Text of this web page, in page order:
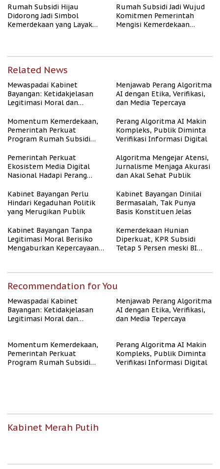
Rumah Subsidi Hijau
Didorong Jadi Simbol
Kemerdekaan yang Layak
Rumah Subsidi Jadi Wujud
Komitmen Pemerintah
Mengisi Kemerdekaan
Related News
Mewaspadai Kabinet
Bayangan: Ketidakjelasan
Legitimasi Moral dan
Menjawab Perang Algoritma
AI dengan Etika, Verifikasi,
dan Media Tepercaya
Momentum Kemerdekaan,
Pemerintah Perkuat
Program Rumah Subsidi
Berpenghasilan Rendah
Perang Algoritma AI Makin
Kompleks, Publik Diminta
Verifikasi Informasi Digital
Pemerintah Perkuat
Ekosistem Media Digital
Nasional Hadapi Perang
Algoritma Mengejar Atensi,
Jurnalisme Menjaga Akurasi
dan Akal Sehat Publik
Kabinet Bayangan Perlu
Hindari Kegaduhan Politik
yang Merugikan Publik
Kabinet Bayangan Dinilai
Bermasalah, Tak Punya
Basis Konstituen Jelas
Kabinet Bayangan Tanpa
Legitimasi Moral Berisiko
Mengaburkan Kepercayaan
Kemerdekaan Hunian
Diperkuat, KPR Subsidi
Tetap 5 Persen meski BI
Recommendation for You
Mewaspadai Kabinet
Bayangan: Ketidakjelasan
Legitimasi Moral dan
Menjawab Perang Algoritma
AI dengan Etika, Verifikasi,
dan Media Tepercaya
Momentum Kemerdekaan,
Pemerintah Perkuat
Program Rumah Subsidi
Perang Algoritma AI Makin
Kompleks, Publik Diminta
Verifikasi Informasi Digital
Kabinet Merah Putih